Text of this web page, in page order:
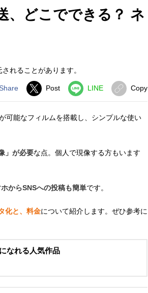
、どこでできる？ ネ
れることがあります。
Share Post LINE Copy
可能なフィルムを搭載し、シンプルな使い
」が必要な点。個人で現像する方もいます
ホからSNSへの投稿も簡単です。
化と、料金について紹介します。ぜひ参考に
なれる人気作品